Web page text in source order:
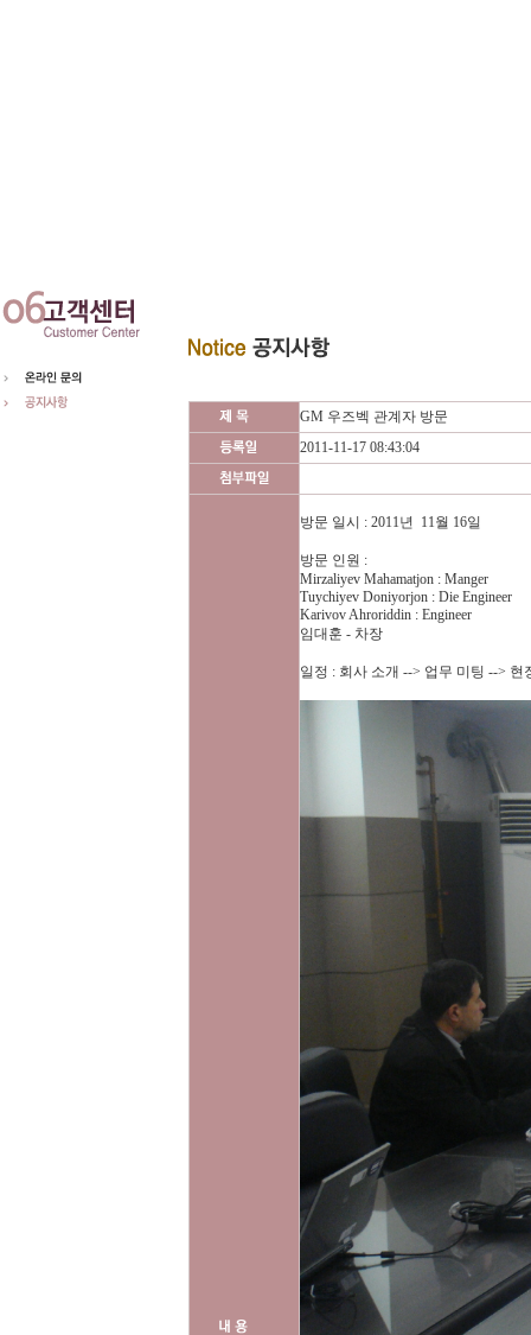
GM 우즈벡 관계자 방문
2011-11-17 08:43:04
방문 일시 : 2011년 11월 16일
방문 인원 :
Mirzaliyev Mahamatjon : Manger
Tuychiyev Doniyorjon : Die Engineer
Karivov Ahroriddin : Engineer
임대훈 - 차장
일정 : 회사 소개 --> 업무 미팅 --> 현